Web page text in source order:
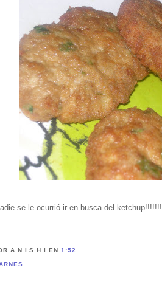
se le ocurrió ir en busca del ketchup!!!!!!!.
A N I S H IEN1:52